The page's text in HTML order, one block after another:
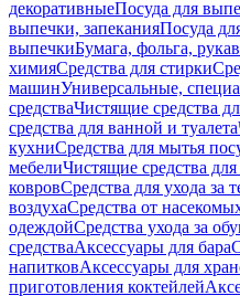
декоративныеПосуда для
выпечки, запеканияПосуда
выпечкиБумага, фольга,
химияСредства для стирки
машинУниверсальные,
средстваЧистящие средства
средства для ванной и туалета
кухниСредства для мытья
мебелиЧистящие средства
ковровСредства для ухода за
воздухаСредства от
одеждойСредства ухода за
средстваАксессуары для бара
напитковАксессуары для
приготовления коктейлей